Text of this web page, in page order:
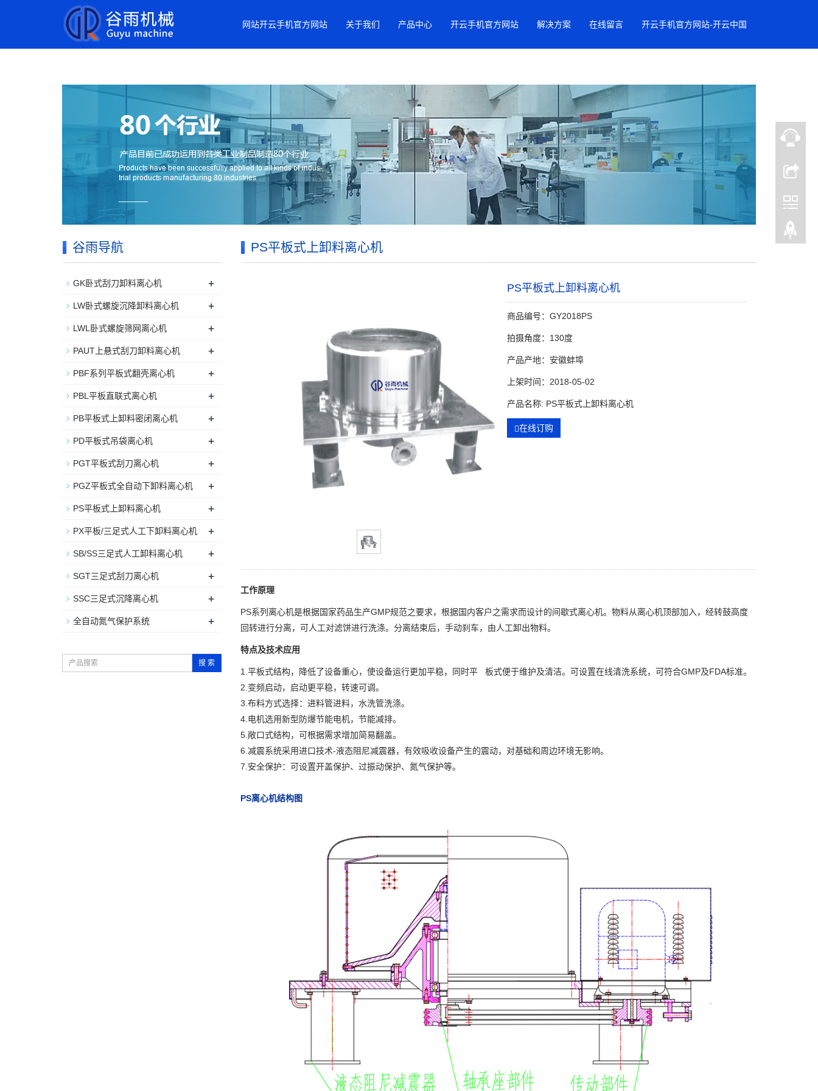
开云手机官方网站 网站开云手机官方网站 关于我们 产品中心 开云手机官方网站 解决方案 在线留言 开云手机官方网站-开云中国
PS平板式上卸料离心机
PS平板式上卸料离心机
商品编号：GY2018PS
拍摄角度：130度
产品产地：安徽蚌埠
上架时间：2018-05-02
产品名称: PS平板式上卸料离心机
在线订购
工作原理
PS系列离心机是根据国家药品生产GMP规范之要求，根据国内客户之需求而设计的间歇式离心机。物料从离心机顶部加入，经转鼓高度
回转进行分离，可人工对滤饼进行洗涤。分离结束后，手动刹车，由人工卸出物料。
特点及技术应用
1.平板式结构，降低了设备重心，使设备运行更加平稳，同时平 板式便于维护及清洁。可设置在线清洗系统，可符合GMP及FDA标准。
2.变频启动，启动更平稳，转速可调。
3.布料方式选择：进料管进料，水洗管洗涤。
4.电机选用新型防爆节能电机，节能减排。
5.敞口式结构，可根据需求增加简易翻盖。
6.减震系统采用进口技术-液态阻尼减震器，有效吸收设备产生的震动，对基础和周边环境无影响。
7.安全保护：可设置开盖保护、过振动保护、氮气保护等。
PS离心机结构图
谷雨导航
GK卧式刮刀卸料离心机 +
LW卧式螺旋沉降卸料离心机 +
LWL卧式螺旋筛网离心机 +
PAUT上悬式刮刀卸料离心机 +
PBF系列平板式翻壳离心机 +
PBL平板直联式离心机 +
PB平板式上卸料密闭离心机 +
PD平板式吊袋离心机 +
PGT平板式刮刀离心机 +
PGZ平板式全自动下卸料离心机 +
PS平板式上卸料离心机 +
PX平板/三足式人工下卸料离心机 +
SB/SS三足式人工卸料离心机 +
SGT三足式刮刀离心机 +
SSC三足式沉降离心机 +
全自动氮气保护系统 +
搜 索